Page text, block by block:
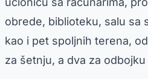
obrede, biblioteku, salu sa
kao i pet spoljnih terena,
za šetnju, a dva za